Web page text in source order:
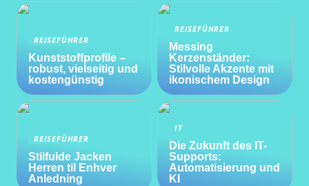
REISEFÜHRER
Kunststoffprofile –
robust, vielseitig und
kostengünstig
REISEFÜHRER
Messing
Kerzenständer:
Stilvolle Akzente mit
ikonischem Design
REISEFÜHRER
Stilfulde Jacken
Herren til Enhver
Anledning
IT
Die Zukunft des IT-
Supports:
Automatisierung und
KI